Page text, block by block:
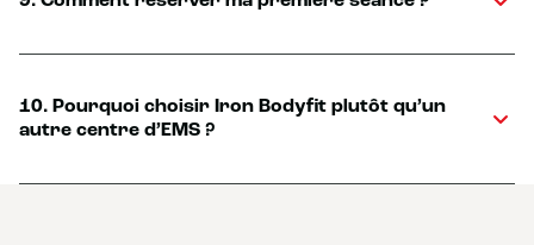
10. Pourquoi choisir Iron Bodyfit plutôt qu’un
autre centre d’EMS ?